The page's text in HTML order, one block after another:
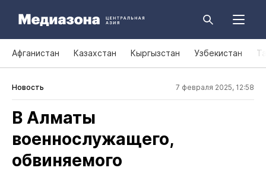
Афганистан Казахстан Кыргызстан Узбекистан
Новость 7 февраля 2025, 12:58
В Алматы
военнослужащего,
обвиняемого